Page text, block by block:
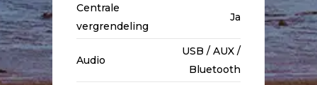
Centrale
vergrendeling
Ja
Audio
USB / AUX /
Bluetooth